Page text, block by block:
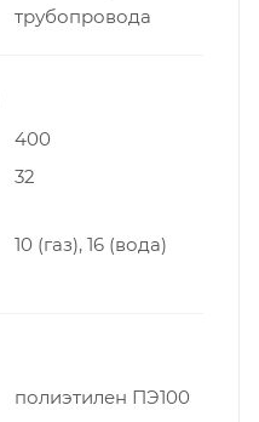
трубопровода
400
32
10 (газ), 16 (вода)
полиэтилен ПЭ100